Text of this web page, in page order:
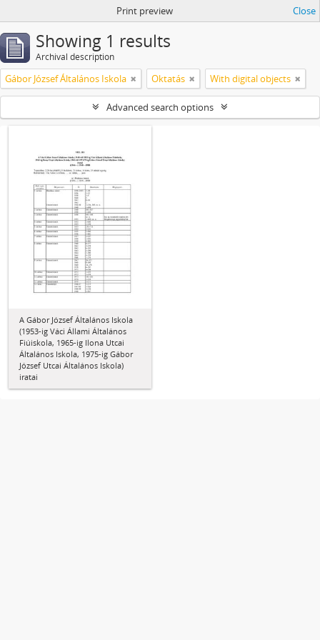
Print preview Close
Showing 1 results
Archival description
Gábor József Általános Iskola Oktatás With digital objects
Advanced search options
A Gábor József Általános Iskola
(1953-ig Váci Állami Általános
Fiúiskola, 1965-ig Ilona Utcai
Általános Iskola, 1975-ig Gábor
József Utcai Általános Iskola)
iratai